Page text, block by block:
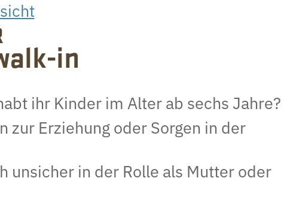
in
ihr Kinder im Alter ab sechs Jahre?
zur Erziehung oder Sorgen in der
unsicher in der Rolle als Mutter oder